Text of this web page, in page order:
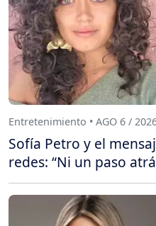
Entretenimiento • AGO 6 /
Sofía Petro y el
redes: “Ni un paso